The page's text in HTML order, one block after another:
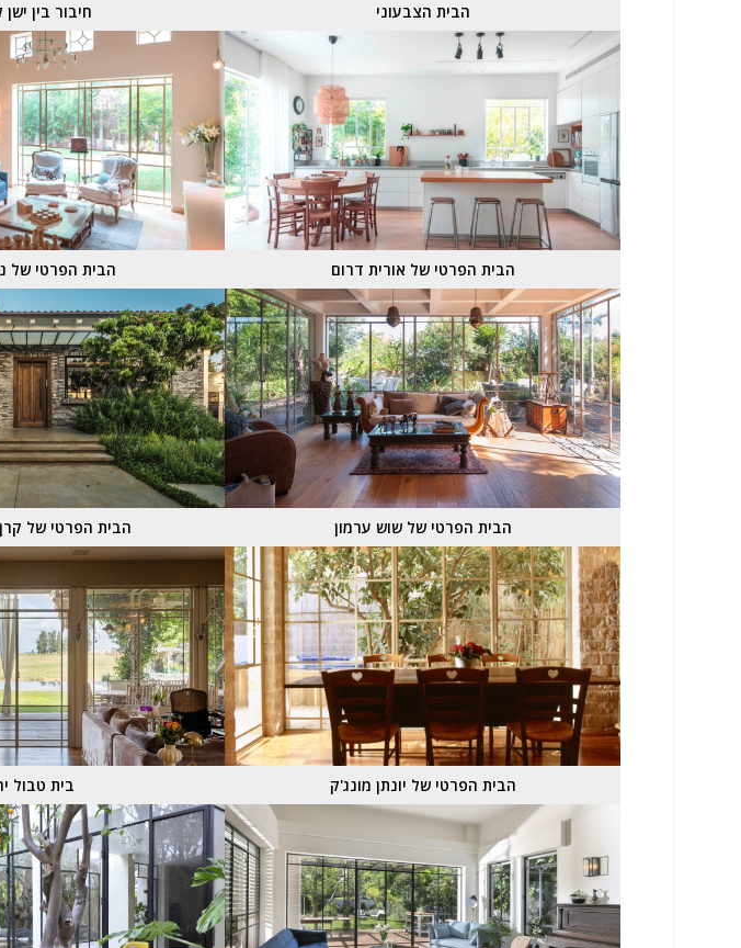
הבית הצבעוני חיבור בין
הבית הפרטי של אורית דרום הבית הפרטי של
הבית הפרטי של שוש ערמון הבית הפרטי של קרן
הבית הפרטי של יונתן מונג'ק בית טבול